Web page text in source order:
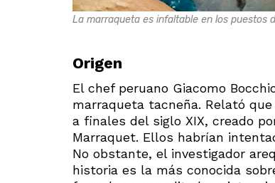
La marraqueta es infaltable en los puestos
Origen
El chef peruano Giacomo
marraqueta tacneña. Relató
a finales del siglo XIX, creado
Marraquet. Ellos habrían
No obstante, el investigador
historia es la más conocida